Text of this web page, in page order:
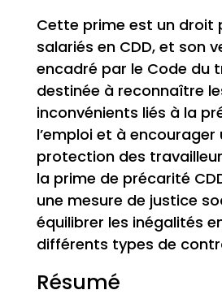
Cette prime est un droit
salariés en CDD, et son
encadré par le Code du
destinée à reconnaître
inconvénients liés à la
l’emploi et à encourager
protection des
la prime de précarité
une mesure de justice
équilibrer les inégalités
différents types de
Résumé